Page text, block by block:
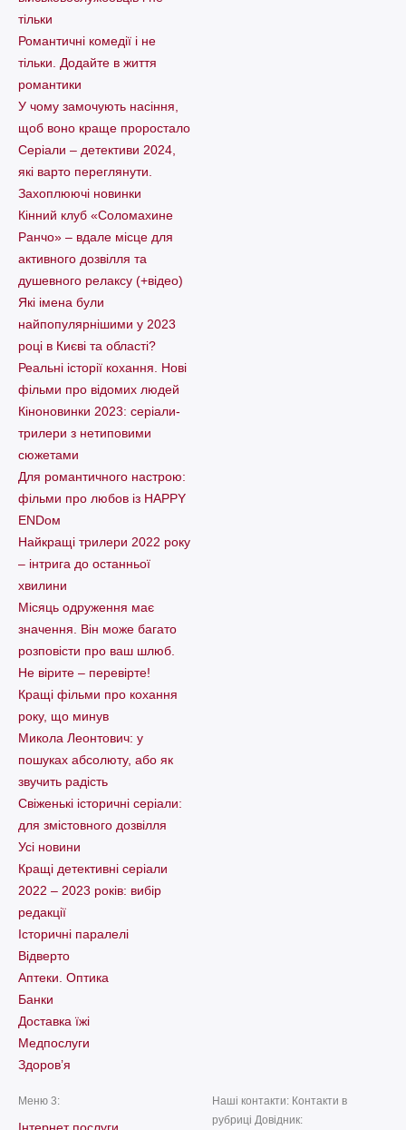
тільки
Романтичні комедії і не
тільки. Додайте в життя
романтики
У чому замочують насіння,
щоб воно краще проростало
Серіали – детективи 2024,
які варто пеpеглянути.
Захоплюючі новинки
Кінний клуб «Соломахине
Ранчо» – вдале місце для
активного дозвілля та
душевного релаксу (+відео)
Які імена були
найпопулярнішими у 2023
році в Києві та області?
Реальні історії кохання. Нові
фільми про відомих людей
Кіноновинки 2023: серіали-
трилери з нетиповими
сюжетами
Для романтичного настрою:
фільми про любов із HAPPY
ENDом
Найкращі трилери 2022 року
– інтрига до останньої
хвилини
Місяць одруження має
значення. Він може багато
розповісти про ваш шлюб.
Не вірите – перевірте!
Кращі фільми про кохання
року, що минув
Микола Леонтович: у
пошуках абсолюту, або як
звучить радість
Свіженькі історичні серіали:
для змістовного дозвілля
Усі новини
Кращі детективні серіали
2022 – 2023 років: вибір
редакції
Історичні паралелі
Відверто
Аптеки. Оптика
Банки
Доставка їжі
Медпослуги
Здоров’я
Меню 3:
Інтернет послуги
Наші контакти: Контакти в
рубриці Довідник: